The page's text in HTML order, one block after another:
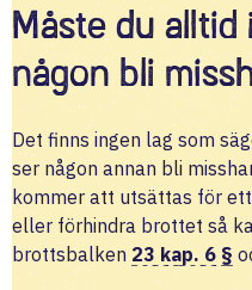
Måste du
någon bli
Det finns ingen lag som
ser någon annan bli
kommer att utsättas för
eller förhindra brottet så
brottsbalken 23 kap. 6 §